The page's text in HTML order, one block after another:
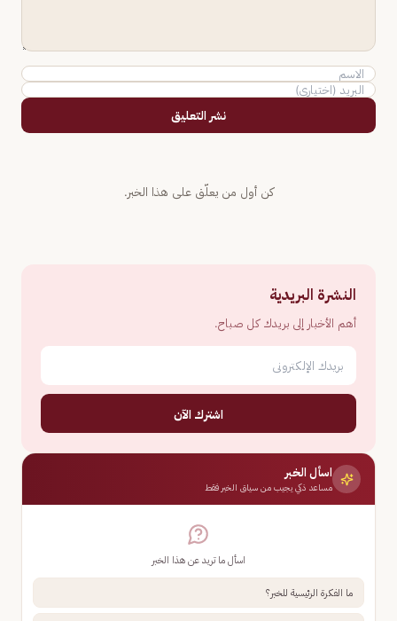
نشر التعليق
كن أول من يعلّق على هذا الخبر.
النشرة البريدية
أهم الأخبار إلى بريدك كل صباح.
اشترك الآن
اسأل الخبر
مساعد ذكي يجيب من سياق الخبر فقط
اسأل ما تريد عن هذا الخبر
ما الفكرة الرئيسية للخبر؟